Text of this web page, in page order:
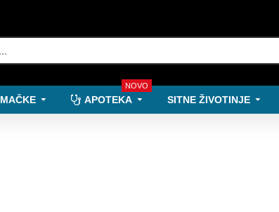
MAČKE APOTEKA
NOVO
SITNE ŽIVOTINJE